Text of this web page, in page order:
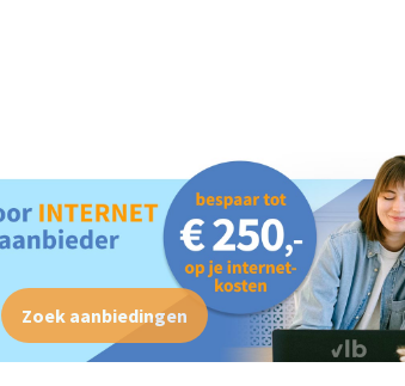
Zoek aanbiedingen